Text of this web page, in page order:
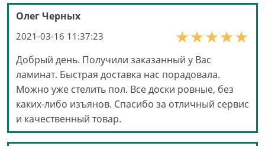
Олег Черных
2021-03-16 11:37:23
Добрый день. Получили заказанный у Вас
ламинат. Быстрая доставка нас порадовала.
Можно уже стелить пол. Все доски ровные, без
каких-либо изъянов. Спасибо за отличный сервис
и качественный товар.